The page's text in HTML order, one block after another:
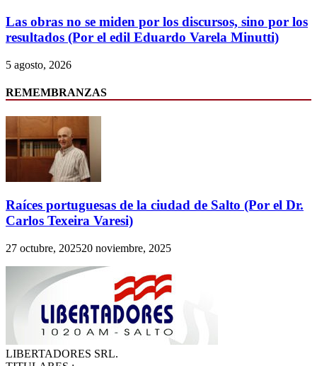
Las obras no se miden por los discursos, sino por los
resultados (Por el edil Eduardo Varela Minutti)
5 agosto, 2026
REMEMBRANZAS
Raíces portuguesas de la ciudad de Salto (Por el Dr.
Carlos Texeira Varesi)
27 octubre, 202520 noviembre, 2025
LIBERTADORES SRL.